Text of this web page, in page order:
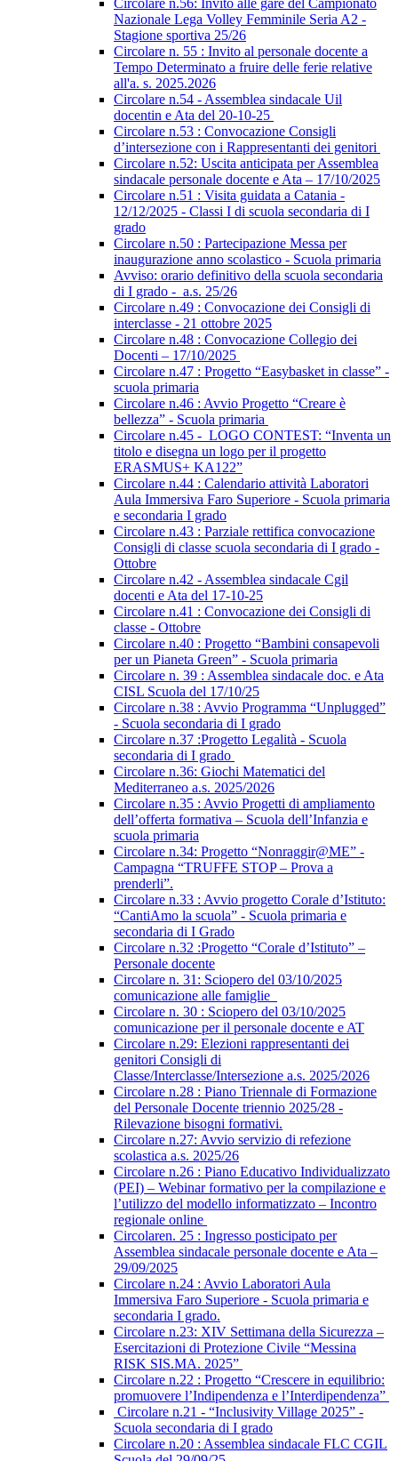
Circolare n.56: Invito alle gare del Campionato
Nazionale Lega Volley Femminile Seria A2 -
Stagione sportiva 25/26
Circolare n. 55 : Invito al personale docente a
Tempo Determinato a fruire delle ferie relative
all'a. s. 2025.2026
Circolare n.54 - Assemblea sindacale Uil
docentin e Ata del 20-10-25
Circolare n.53 : Convocazione Consigli
d’intersezione con i Rappresentanti dei genitori
Circolare n.52: Uscita anticipata per Assemblea
sindacale personale docente e Ata – 17/10/2025
Circolare n.51 : Visita guidata a Catania -
12/12/2025 - Classi I di scuola secondaria di I
grado
Circolare n.50 : Partecipazione Messa per
inaugurazione anno scolastico - Scuola primaria
Avviso: orario definitivo della scuola secondaria
di I grado - a.s. 25/26
Circolare n.49 : Convocazione dei Consigli di
interclasse - 21 ottobre 2025
Circolare n.48 : Convocazione Collegio dei
Docenti – 17/10/2025
Circolare n.47 : Progetto “Easybasket in classe” -
scuola primaria
Circolare n.46 : Avvio Progetto “Creare è
bellezza” - Scuola primaria
Circolare n.45 - LOGO CONTEST: “Inventa un
titolo e disegna un logo per il progetto
ERASMUS+ KA122”
Circolare n.44 : Calendario attività Laboratori
Aula Immersiva Faro Superiore - Scuola primaria
e secondaria I grado
Circolare n.43 : Parziale rettifica convocazione
Consigli di classe scuola secondaria di I grado -
Ottobre
Circolare n.42 - Assemblea sindacale Cgil
docenti e Ata del 17-10-25
Circolare n.41 : Convocazione dei Consigli di
classe - Ottobre
Circolare n.40 : Progetto “Bambini consapevoli
per un Pianeta Green” - Scuola primaria
Circolare n. 39 : Assemblea sindacale doc. e Ata
CISL Scuola del 17/10/25
Circolare n.38 : Avvio Programma “Unplugged”
- Scuola secondaria di I grado
Circolare n.37 :Progetto Legalità - Scuola
secondaria di I grado
Circolare n.36: Giochi Matematici del
Mediterraneo a.s. 2025/2026
Circolare n.35 : Avvio Progetti di ampliamento
dell’offerta formativa – Scuola dell’Infanzia e
scuola primaria
Circolare n.34: Progetto “Nonraggir@ME” -
Campagna “TRUFFE STOP – Prova a
prenderli”.
Circolare n.33 : Avvio progetto Corale d’Istituto:
“CantiAmo la scuola” - Scuola primaria e
secondaria di I Grado
Circolare n.32 :Progetto “Corale d’Istituto” –
Personale docente
Circolare n. 31: Sciopero del 03/10/2025
comunicazione alle famiglie
Circolare n. 30 : Sciopero del 03/10/2025
comunicazione per il personale docente e AT
Circolare n.29: Elezioni rappresentanti dei
genitori Consigli di
Classe/Interclasse/Intersezione a.s. 2025/2026
Circolare n.28 : Piano Triennale di Formazione
del Personale Docente triennio 2025/28 -
Rilevazione bisogni formativi.
Circolare n.27: Avvio servizio di refezione
scolastica a.s. 2025/26
Circolare n.26 : Piano Educativo Individualizzato
(PEI) – Webinar formativo per la compilazione e
l’utilizzo del modello informatizzato – Incontro
regionale online
Circolaren. 25 : Ingresso posticipato per
Assemblea sindacale personale docente e Ata –
29/09/2025
Circolare n.24 : Avvio Laboratori Aula
Immersiva Faro Superiore - Scuola primaria e
secondaria I grado.
Circolare n.23: XIV Settimana della Sicurezza –
Esercitazioni di Protezione Civile “Messina
RISK SIS.MA. 2025”
Circolare n.22 : Progetto “Crescere in equilibrio:
promuovere l’Indipendenza e l’Interdipendenza”
Circolare n.21 - “Inclusivity Village 2025” -
Scuola secondaria di I grado
Circolare n.20 : Assemblea sindacale FLC CGIL